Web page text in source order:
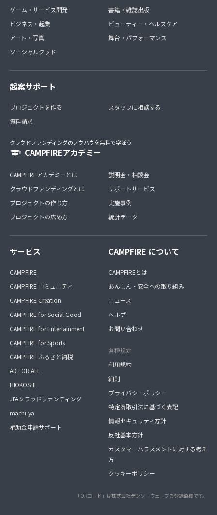
ゲーム・サービス開発
ビジネス・起業
アート・写真
ソーシャルグッド
書籍・雑誌出版
ビューティー・ヘルスケア
舞台・パフォーマンス
起案サポート
プロジェクトを作る
資料請求
スタッフに相談する
クラウドファンディングのノウハウを無料で学ぼう
CAMPFIREアカデミー
CAMPFIREアカデミーとは
クラウドファンディングとは
プロジェクトの作り方
プロジェクトの広め方
説明会・相談会
サポートサービス
実施事例
統計データ
サービス
CAMPFIRE
CAMPFIRE コミュニティ
CAMPFIRE Creation
CAMPFIRE for Social Good
CAMPFIRE for Entertainment
CAMPFIRE for Sports
CAMPFIRE ふるさと納税
AD FOR ALL
HIOKOSHI
JFAクラウドファンディング
machi-ya
補助金申請サポート
CAMPFIRE について
CAMPFIREとは
あんしん・安全への取り組み
ニュース
ヘルプ
お問い合わせ
各種規定
利用規約
細則
プライバシーポリシー
特定商取引法に基づく表記
情報セキュリティ方針
反社基本方針
カスタマーハラスメントに対する考え
方
クッキーポリシー
「QRコード」は株式会社デンソーウェーブの登録商標です。